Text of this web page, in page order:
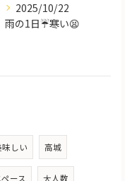
2025/10/22
雨の1日☔寒い😫
味しい 高城
ース 大人数